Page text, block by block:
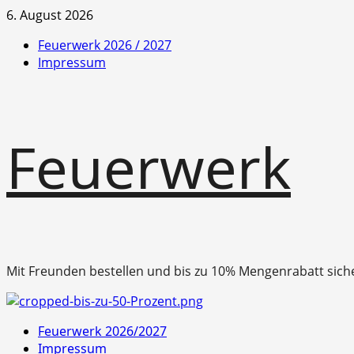
Zum
springen
6. August 2026
Feuerwerk 2026 / 2027
Impressum
Feuerwerk
Mit Freunden bestellen und bis zu 10% Mengenrabatt
Primäres
Menü
Feuerwerk 2026/2027
Impressum